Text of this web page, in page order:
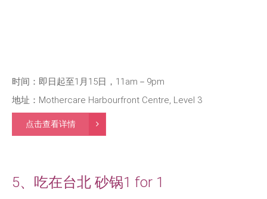
时间：即日起至1月15日，11am－9pm
地址：Mothercare Harbourfront Centre, Level 3
点击查看详情
5、吃在台北 砂锅1 for 1